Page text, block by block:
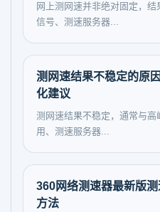
网上测网速并非绝对固定，
信号、测速服务器...
测网速结果不稳定的原
化建议
测网速结果不稳定，通常与
用、测速服务器...
360网络测速器最新版
方法